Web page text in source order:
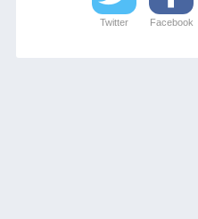
Twitter Facebook